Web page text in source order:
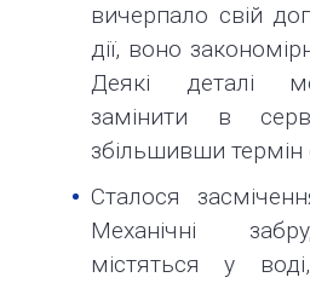
вичерпало свій
дії, воно
Деякі деталі
замінити в
збільшивши термін
Сталося
Механічні
містяться у